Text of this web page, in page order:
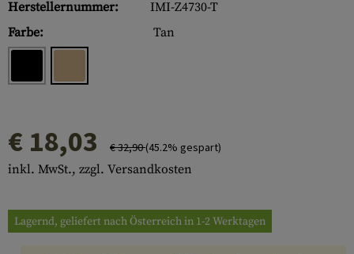
Herstellernummer:
IMI-Z4730-T
Farbe:
Tan
€ 18,03 € 32,90(45.2% gespart)
inkl. MwSt., zzgl. Versandkosten
Lagernd, geliefert nach Österreich in 1-2 Werktagen